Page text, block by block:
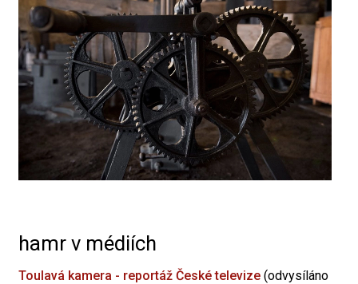
hamr v médiích
Toulavá kamera - reportáž České televize (odvysíláno